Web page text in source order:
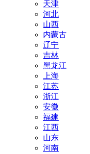
天津
河北
山西
内蒙古
辽宁
吉林
黑龙江
上海
江苏
浙江
安徽
福建
江西
山东
河南